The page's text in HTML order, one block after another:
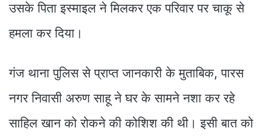
उसके पिता इस्माइल ने मिलकर एक परिवार पर चाकू से
हमला कर दिया।
गंज थाना पुलिस से प्राप्त जानकारी के मुताबिक, पारस
नगर निवासी अरुण साहू ने घर के सामने नशा कर रहे
साहिल खान को रोकने की कोशिश की थी। इसी बात को